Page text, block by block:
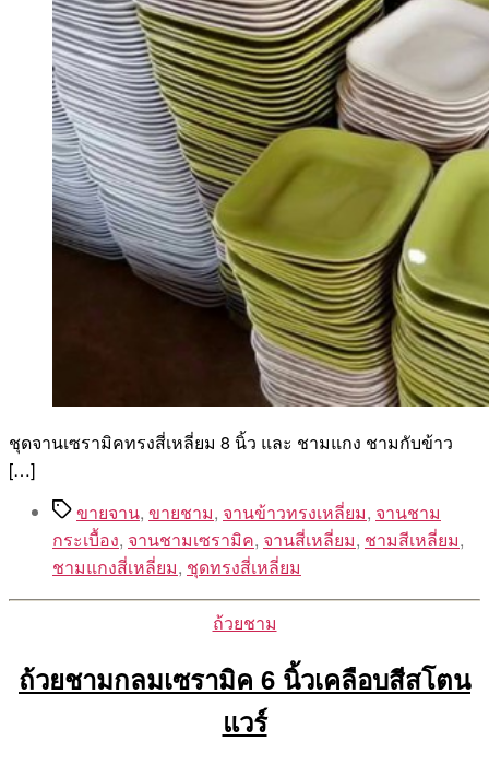
ชุดจานเซรามิคทรงสี่เหลี่ยม 8 นิ้ว และ ชามแกง ชามกับข้าว
[…]
Tagsขายจาน, ขายชาม, จานข้าวทรงเหลี่ยม, จานชาม
กระเบื้อง, จานชามเซรามิค, จานสี่เหลี่ยม, ชามสีเหลี่ยม,
ชามแกงสี่เหลี่ยม, ชุดทรงสี่เหลี่ยม
Categories
ถ้วยชาม
ถ้วยชามกลมเซรามิค 6 นิ้วเคลือบสีสโตน
แวร์